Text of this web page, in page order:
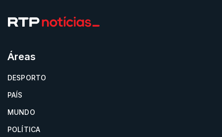
Áreas
DESPORTO
PAÍS
MUNDO
POLÍTICA